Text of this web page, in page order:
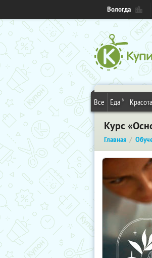
Вологда
Все Еда 6 Красота
Курс
Главная